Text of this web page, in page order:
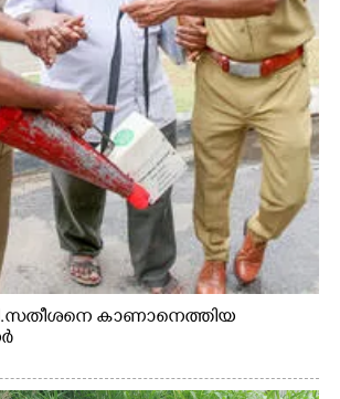
കാണാനെത്തിയ